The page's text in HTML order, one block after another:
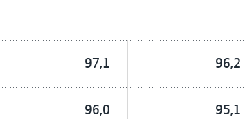
97,1 96,2
96,0 95,1